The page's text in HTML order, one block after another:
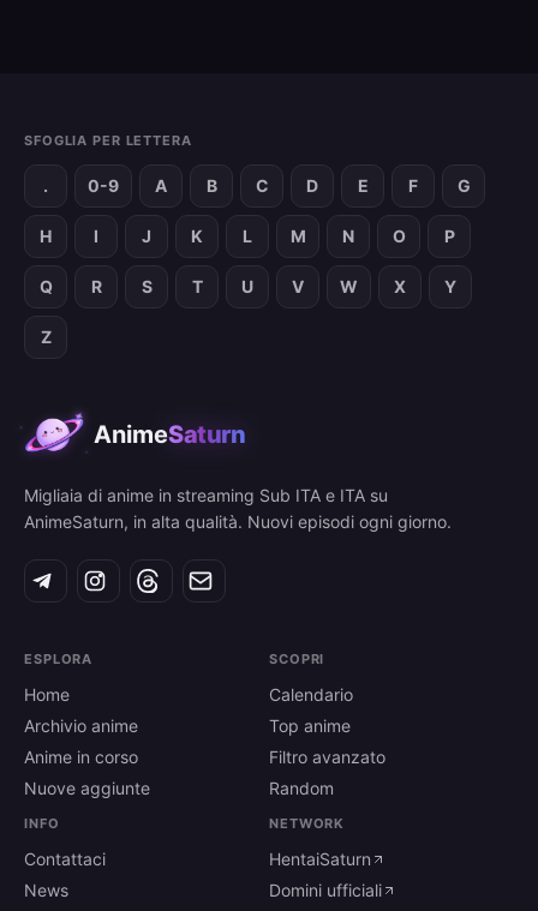
SFOGLIA PER LETTERA
. 0-9 A B C D E F G
H I J K L M N O P
Q R S T U V W X Y
Z
AnimeSaturn
Migliaia di anime in streaming Sub ITA e ITA su
AnimeSaturn, in alta qualità. Nuovi episodi ogni giorno.
ESPLORA
Home
Archivio anime
Anime in corso
Nuove aggiunte
SCOPRI
Calendario
Top anime
Filtro avanzato
Random
INFO
Contattaci
News
NETWORK
HentaiSaturn
Domini ufficiali